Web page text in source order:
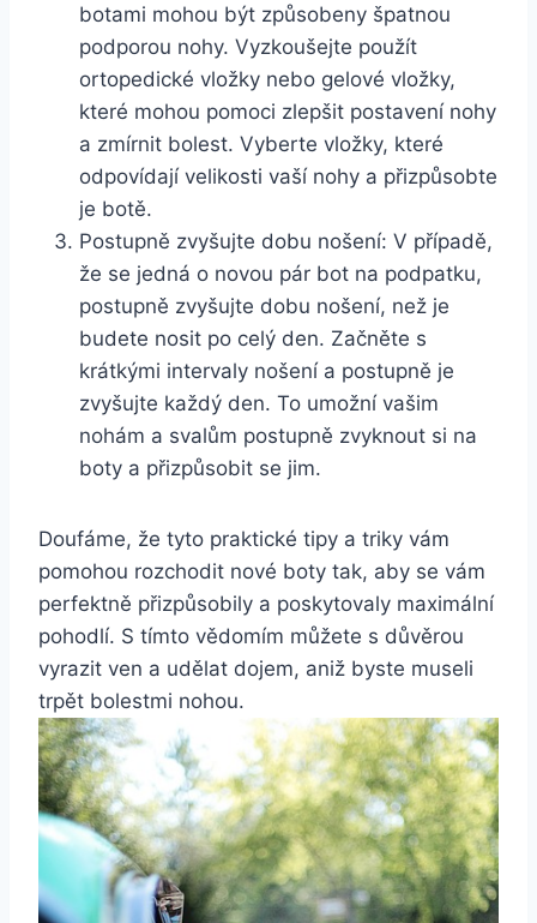
botami mohou být způsobeny špatnou
⁢podporou ⁤nohy. Vyzkoušejte použít
ortopedické vložky nebo gelové vložky,
které mohou pomoci zlepšit postavení nohy
a zmírnit bolest. Vyberte vložky, které
odpovídají velikosti ‍vaší nohy a přizpůsobte
je botě.
Postupně ‌zvyšujte dobu nošení: ‍V případě,
⁢že se⁣ jedná⁤ o novou pár bot na podpatku,
postupně⁣ zvyšujte dobu ⁢nošení, než ‌je
budete nosit po‍ celý den. ⁤Začněte s
krátkými intervaly nošení‍ a postupně‌ je
zvyšujte každý den. To umožní vašim
nohám a svalům postupně zvyknout si na
boty a⁢ přizpůsobit se‍ jim.
Doufáme, že ‌tyto praktické tipy ⁣a triky vám
⁣pomohou rozchodit nové boty tak, aby se vám
perfektně přizpůsobily⁣ a poskytovaly maximální
pohodlí. S tímto vědomím můžete s ‍důvěrou
vyrazit ven a​ udělat dojem,‌ aniž​ byste museli
trpět bolestmi nohou.